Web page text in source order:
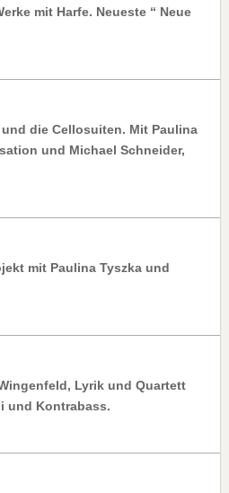
mit Harfe. Neueste “ Neue
die Cellosuiten. Mit Paulina
und Michael Schneider,
mit Paulina Tyszka und
Lyrik und Quartett
und Kontrabass.